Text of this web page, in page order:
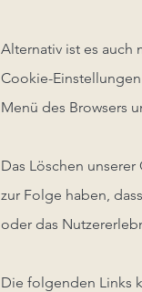
Alternativ ist es auch
Cookie-
Menü des Browsers
Das Löschen
zur Folge haben,
oder das
Die folgenden Links